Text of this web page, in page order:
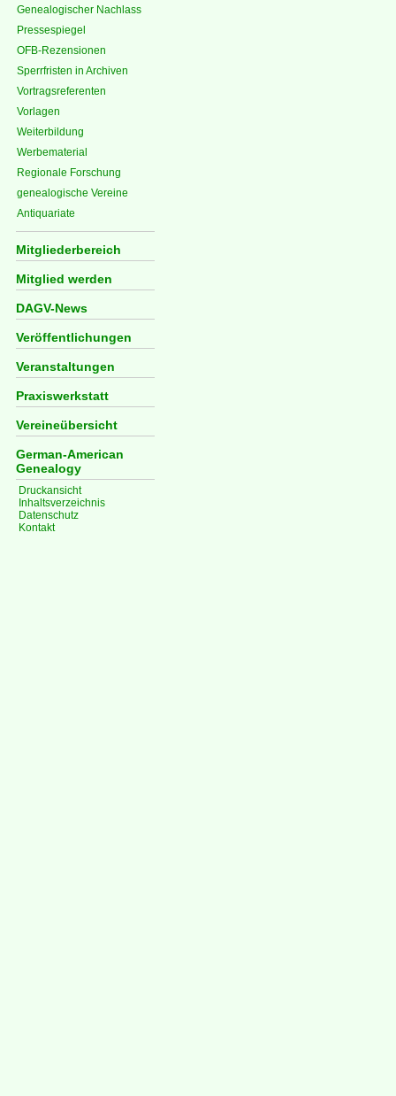
Genealogischer Nachlass
Pressespiegel
OFB-Rezensionen
Sperrfristen in Archiven
Vortragsreferenten
Vorlagen
Weiterbildung
Werbematerial
Regionale Forschung
genealogische Vereine
Antiquariate
Mitgliederbereich
Mitglied werden
DAGV-News
Veröffentlichungen
Veranstaltungen
Praxiswerkstatt
Vereineübersicht
German-American
Genealogy
Druckansicht
Inhaltsverzeichnis
Datenschutz
Kontakt